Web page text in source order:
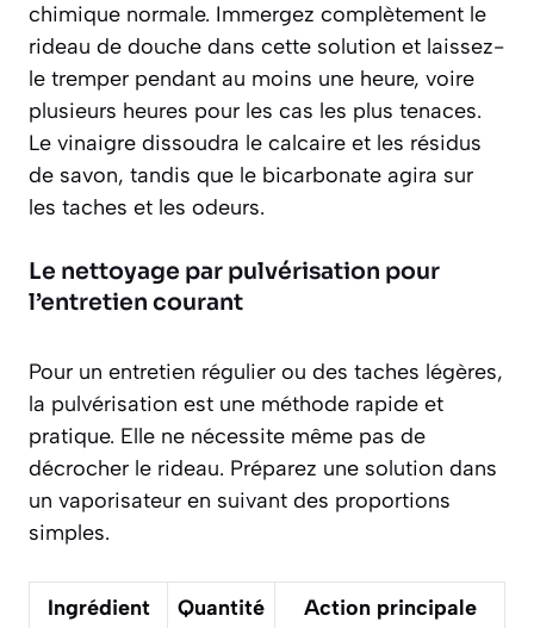
chimique normale. Immergez complètement le
rideau de douche dans cette solution et laissez-
le tremper pendant au moins une heure, voire
plusieurs heures pour les cas les plus tenaces.
Le vinaigre dissoudra le calcaire et les résidus
de savon, tandis que le bicarbonate agira sur
les taches et les odeurs.
Le nettoyage par pulvérisation pour
l’entretien courant
Pour un entretien régulier ou des taches légères,
la pulvérisation est une méthode rapide et
pratique. Elle ne nécessite même pas de
décrocher le rideau. Préparez une solution dans
un vaporisateur en suivant des proportions
simples.
Ingrédient Quantité
Action principale